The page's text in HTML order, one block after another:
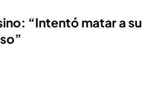
“Intentó matar a su